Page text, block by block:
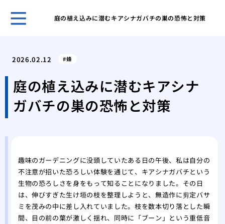
庭の植え込みに潜むキアシナガバチの巣の恐怖と対策
虫
紙
エ
ギ
2026.02.12 蜂
庭の植え込みに潜むキアシナ
ガバチの巣の恐怖と対策
趣味のガーデニングに没頭していたある日の午後、私は自分の
不注意が招いた恐ろしい体験を通じて、キアシナガバチという
生物の恐ろしさを身をもって知ることになりました。その日
は、伸びすぎた生け垣の枝を整理しようと、無造作に剪定バサ
ミを茂みの中に差し入れていました。枝を数本切り落とした瞬
間、目の前の葉が激しく揺れ、同時に「ブーン」という重低音